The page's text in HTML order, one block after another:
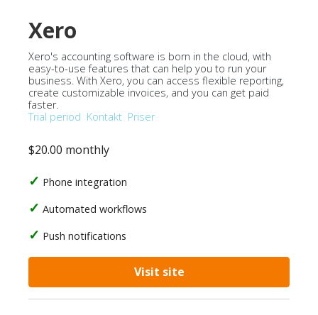
Xero
Xero's accounting software is born in the cloud, with
easy-to-use features that can help you to run your
business. With Xero, you can access flexible reporting,
create customizable invoices, and you can get paid
faster.
Trial period Kontakt Priser
$20.00 monthly
Phone integration
Automated workflows
Push notifications
Visit site